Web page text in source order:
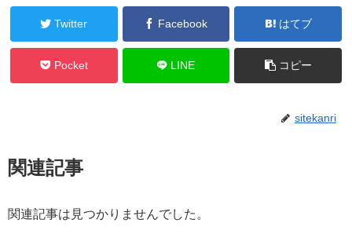
Twitter Facebook はてブ
Pocket LINE コピー
sitekanri
関連記事
関連記事は見つかりませんでした。